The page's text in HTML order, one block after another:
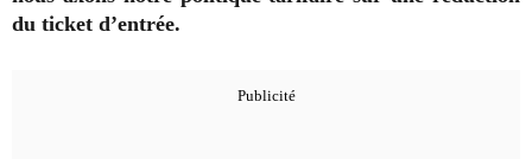
du ticket d’entrée.